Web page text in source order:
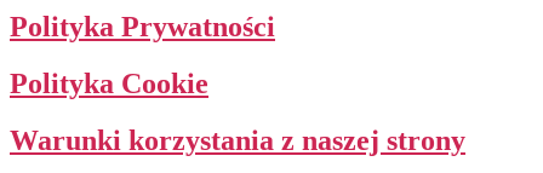
Polityka Prywatności
Polityka Cookie
Warunki korzystania z naszej strony